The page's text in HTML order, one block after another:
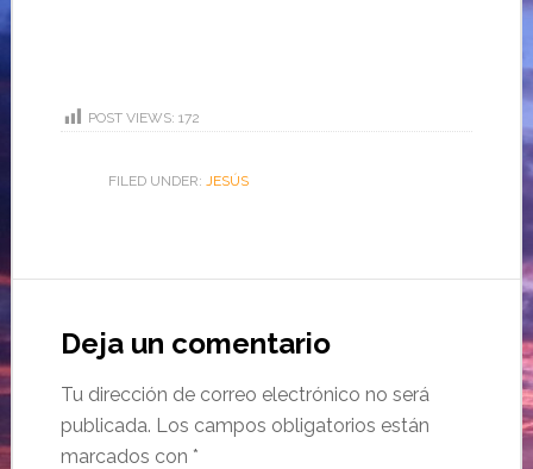
POST VIEWS: 172
FILED UNDER: JESÚS
Deja un comentario
Tu dirección de correo electrónico no será
publicada. Los campos obligatorios están
marcados con *